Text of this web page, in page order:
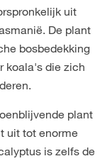
uit
De plant
bosbedekking
koala's die zich
plant
uit tot enorme
is zelfs de